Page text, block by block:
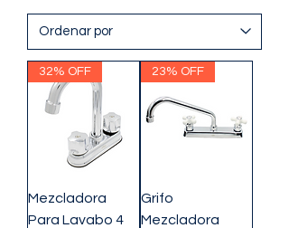
32% OFF
Mezcladora
Para Lavabo 4
23% OFF
Grifo
Mezcladora